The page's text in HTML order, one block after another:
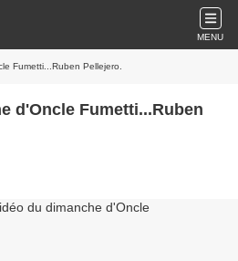
MENU
Fumetti...Ruben Pellejero.
d'Oncle Fumetti...Ruben